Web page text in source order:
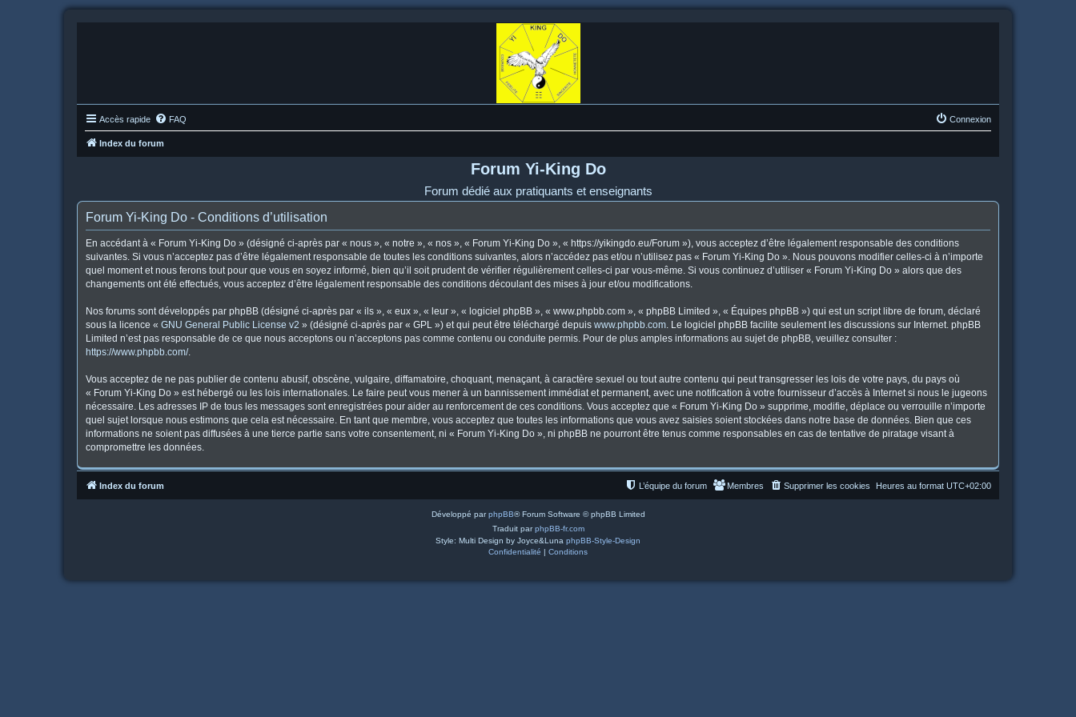
Accès rapide FAQ Connexion
Index du forum
Forum Yi-King Do
Forum dédié aux pratiquants et enseignants
Forum Yi-King Do - Conditions d’utilisation
En accédant à « Forum Yi-King Do » (désigné ci-après par « nous », « notre », « nos », « Forum Yi-King Do », « https://yikingdo.eu/Forum »), vous acceptez d’être légalement responsable des conditions
suivantes. Si vous n’acceptez pas d’être légalement responsable de toutes les conditions suivantes, alors n’accédez pas et/ou n’utilisez pas « Forum Yi-King Do ». Nous pouvons modifier celles-ci à n’importe
quel moment et nous ferons tout pour que vous en soyez informé, bien qu’il soit prudent de vérifier régulièrement celles-ci par vous-même. Si vous continuez d’utiliser « Forum Yi-King Do » alors que des
changements ont été effectués, vous acceptez d’être légalement responsable des conditions découlant des mises à jour et/ou modifications.
Nos forums sont développés par phpBB (désigné ci-après par « ils », « eux », « leur », « logiciel phpBB », « www.phpbb.com », « phpBB Limited », « Équipes phpBB ») qui est un script libre de forum, déclaré
sous la licence « GNU General Public License v2 » (désigné ci-après par « GPL ») et qui peut être téléchargé depuis www.phpbb.com. Le logiciel phpBB facilite seulement les discussions sur Internet. phpBB
Limited n’est pas responsable de ce que nous acceptons ou n’acceptons pas comme contenu ou conduite permis. Pour de plus amples informations au sujet de phpBB, veuillez consulter :
https://www.phpbb.com/.
Vous acceptez de ne pas publier de contenu abusif, obscène, vulgaire, diffamatoire, choquant, menaçant, à caractère sexuel ou tout autre contenu qui peut transgresser les lois de votre pays, du pays où
« Forum Yi-King Do » est hébergé ou les lois internationales. Le faire peut vous mener à un bannissement immédiat et permanent, avec une notification à votre fournisseur d’accès à Internet si nous le jugeons
nécessaire. Les adresses IP de tous les messages sont enregistrées pour aider au renforcement de ces conditions. Vous acceptez que « Forum Yi-King Do » supprime, modifie, déplace ou verrouille n’importe
quel sujet lorsque nous estimons que cela est nécessaire. En tant que membre, vous acceptez que toutes les informations que vous avez saisies soient stockées dans notre base de données. Bien que ces
informations ne soient pas diffusées à une tierce partie sans votre consentement, ni « Forum Yi-King Do », ni phpBB ne pourront être tenus comme responsables en cas de tentative de piratage visant à
compromettre les données.
Index du forum Heures au format UTC+02:00
Supprimer les cookies
Membres
L’équipe du forum
Développé parphpBB® Forum Software © phpBB Limited
Traduit parphpBB-fr.com
Style: Multi Design by Joyce&Luna phpBB-Style-Design
Confidentialité | Conditions